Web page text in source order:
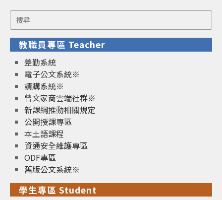
Search
for:
教職員專區 Teacher
差勤系統
電子公文系統※
請購系統※
曾文家商雲端社群※
新課綱推動相關規定
公開授課專區
本土語課程
資通安全維護專區
ODF專區
舊版公文系統※
學生專區 Student